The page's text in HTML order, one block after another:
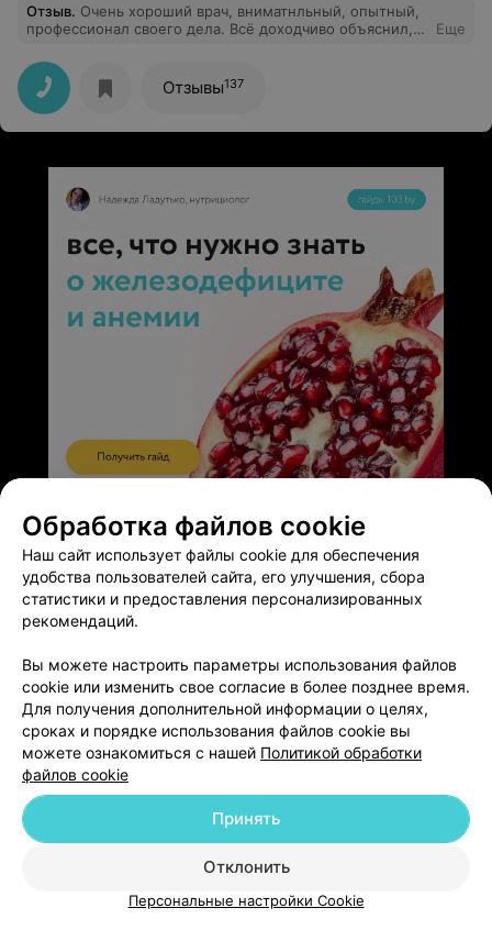
Отзыв. Очень хороший врач, вниматнльный, опытный,
профессионал своего дела. Всё доходчиво объяснил,
пункцию костного мозга, очень боялась, но всё
прошло хорошо и безболезненно.
Еще
Отзывы137
Добавить специалиста
О проекте Новости проекта
Размещение рекламы
Медицинский маркетинг
Публичный договор
Пользовательское соглашение
Способы оплаты
Обработка файлов cookie
Наш сайт использует файлы cookie для обеспечения
удобства пользователей сайта, его улучшения, сбора
статистики и предоставления персонализированных
рекомендаций.
Вы можете настроить параметры использования файлов
cookie или изменить свое согласие в более позднее время.
Для получения дополнительной информации о целях,
сроках и порядке использования файлов cookie вы
можете ознакомиться с нашей Политикой обработки
файлов cookie
Отклонить
Принять
Персональные настройки Cookie